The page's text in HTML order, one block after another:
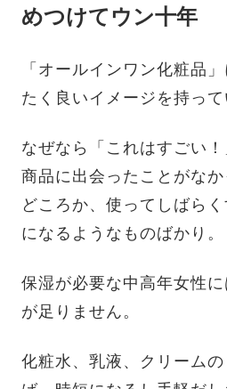
めつけてウン十年
「オールインワン化粧品
たく良いイメージを持って
なぜなら「これはすごい
商品に出会ったことがな
どころか、使ってしばら
になるようなものばかり。
保湿が必要な中高年女性
が足りません。
化粧水、乳液、クリーム